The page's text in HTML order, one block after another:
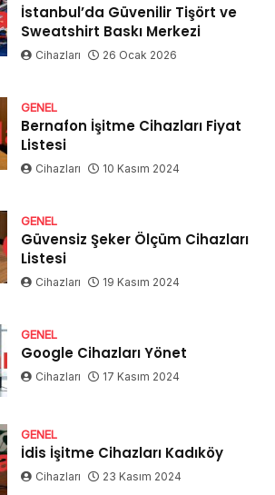
İstanbul’da Güvenilir Tişört ve
Sweatshirt Baskı Merkezi
Cihazları 26 Ocak 2026
GENEL
Bernafon İşitme Cihazları Fiyat
Listesi
Cihazları 10 Kasım 2024
GENEL
Güvensiz Şeker Ölçüm Cihazları
Listesi
Cihazları 19 Kasım 2024
GENEL
Google Cihazları Yönet
Cihazları 17 Kasım 2024
GENEL
İdis İşitme Cihazları Kadıköy
Cihazları 23 Kasım 2024